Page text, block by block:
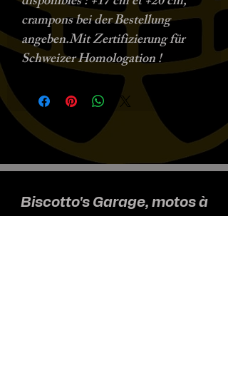
crampons bei der Bestellung
angeben.Mit Zertifizierung für
Schweizer Homologation !
Biscotto's Garage, motos à